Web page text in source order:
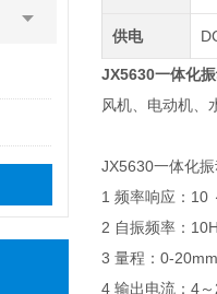
供电
JX5630一体化
风机、电动机、
JX5630一体化
1 频率响应：10
2 自振频率：
3 量程：0-
4 输出电流：4